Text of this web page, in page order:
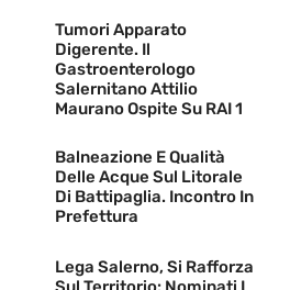
Tumori Apparato
Digerente. Il
Gastroenterologo
Salernitano Attilio
Maurano Ospite Su RAI 1
Balneazione E Qualità
Delle Acque Sul Litorale
Di Battipaglia. Incontro In
Prefettura
Lega Salerno, Si Rafforza